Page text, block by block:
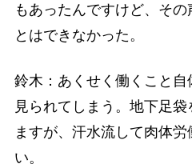
もあったんですけど、そ
とはできなかった。
鈴木：あくせく働くこと自
見られてしまう。地下足
ますが、汗水流して肉体
い。